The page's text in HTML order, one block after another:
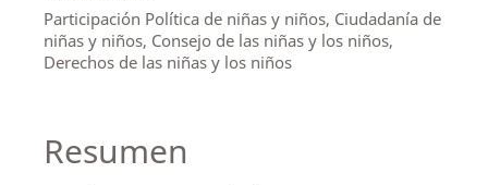
Participación Política de niñas y niños, Ciudadanía de
niñas y niños, Consejo de las niñas y los niños,
Derechos de las niñas y los niños
Resumen